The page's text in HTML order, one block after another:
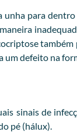
para
defeito na
sinais de
pé (hálux).